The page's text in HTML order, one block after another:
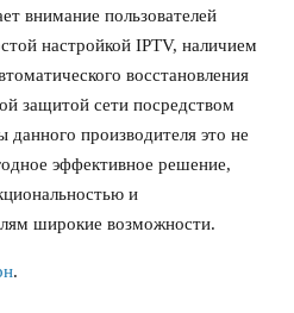
внимание пользователей
настройкой IPTV, наличием
восстановления
защитой сети посредством
данного производителя это не
эффективное решение,
и
широкие возможности.
.